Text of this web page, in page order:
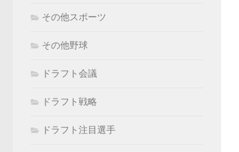
その他スポーツ
その他野球
ドラフト会議
ドラフト戦略
ドラフト注目選手